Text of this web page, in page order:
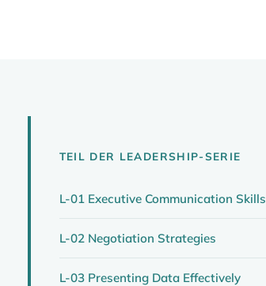
TEIL DER LEADERSHIP-SERIE
L-01 Executive Communication Skills
L-02 Negotiation Strategies
L-03 Presenting Data Effectively